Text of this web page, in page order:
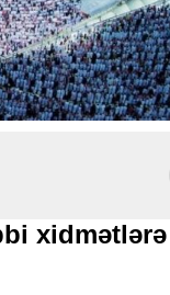
xidmətlərə